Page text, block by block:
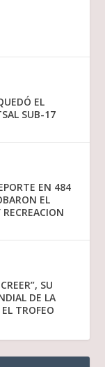
EL
SUB-17
EN 484
EL
SU
DE LA
TROFEO